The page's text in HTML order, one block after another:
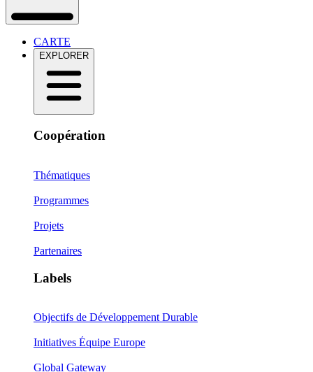
CARTE
EXPLORER
Coopération
Thématiques
Programmes
Projets
Partenaires
Labels
Objectifs de Développement Durable
Initiatives Équipe Europe
Global Gateway